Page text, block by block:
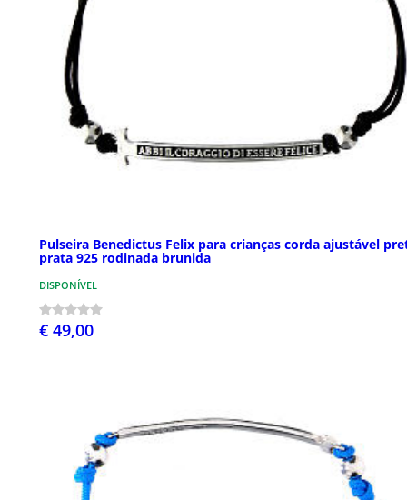
Pulseira Benedictus Felix para crianças corda ajustável
prata 925 rodinada brunida
DISPONÍVEL
€ 49,00